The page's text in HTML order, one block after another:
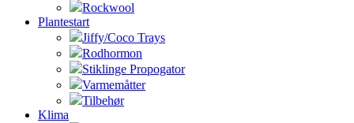
Rockwool
Plantestart
Jiffy/Coco Trays
Rodhormon
Stiklinge Propogator
Varmemåtter
Tilbehør
Klima